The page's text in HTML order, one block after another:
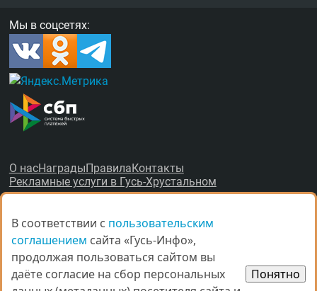
Мы в соцсетях:
О насНаградыПравилаКонтакты
Рекламные услуги в Гусь-Хрустальном
© Все права защищены.
В соответствии с пользовательским
соглашением сайта «Гусь-Инфо»,
продолжая пользоваться сайтом вы
даёте согласие на сбор персональных
Понятно
В соответствии с пользовательским
соглашением сайта «Гусь-Инфо»,
продолжая пользоваться сайтом вы
даёте согласие на сбор персональных
Понятно